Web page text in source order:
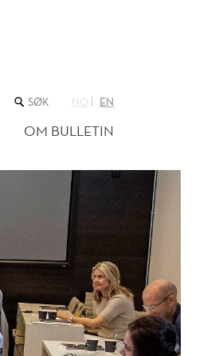
SØK
NETTSTEDET
NO EN
OM BULLETIN